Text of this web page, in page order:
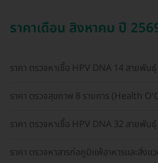
ราคาเดือน สิงหาคม ปี
ราคา ตรวจหาเชื้อ HPV DNA 14 สายพันธุ์
ราคา ตรวจสุขภาพ 8 รายการ (Health
ราคา ตรวจหาเชื้อ HPV DNA 32 สายพันธุ์
ราคา ตรวจหาสารก่อภูมิแพ้อาหารและสิ่ง